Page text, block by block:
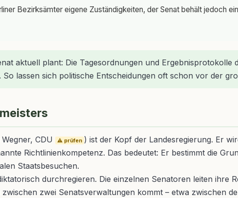
Bezirksämter eigene Zuständigkeiten, der Senat behält jedoch
aktuell plant: Die Tagesordnungen und
lassen sich politische Entscheidungen oft schon vor der
CDU ⚠️ prüfen ) ist der Kopf der Landesregierung. Er
Richtlinienkompetenz. Das bedeutet: Er bestimmt die
Staatsbesuchen.
durchregieren. Die einzelnen Senatoren leiten ihre
zwei Senatsverwaltungen kommt – etwa zwischen